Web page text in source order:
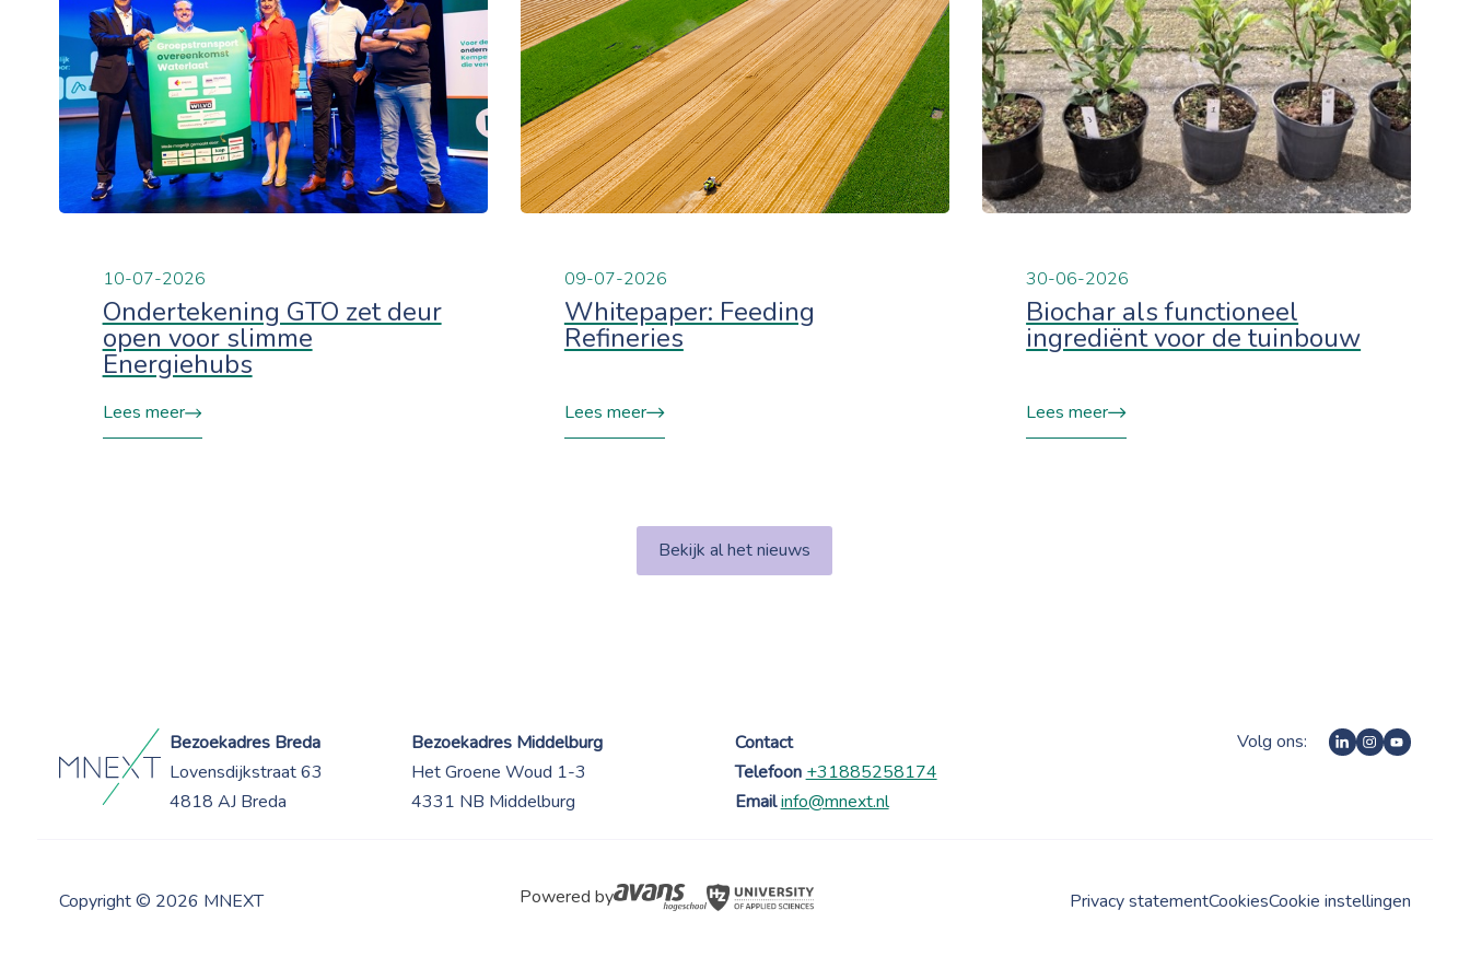
10-07-2026
Ondertekening GTO zet deur
open voor slimme
Energiehubs
Lees meer
09-07-2026
Whitepaper: Feeding
Refineries
Lees meer
30-06-2026
Biochar als functioneel
ingrediënt voor de tuinbouw
Lees meer
Bekijk al het nieuws
Bezoekadres Breda Bezoekadres Middelburg
Contact
Lovensdijkstraat 63
Het Groene Woud 1-3 Telefoon +31885258174
4818 AJ Breda
4331 NB Middelburg Email info@mnext.nl
Volg ons:
Copyright © 2026 MNEXT Powered by Privacy statementCookiesCookie instellingen